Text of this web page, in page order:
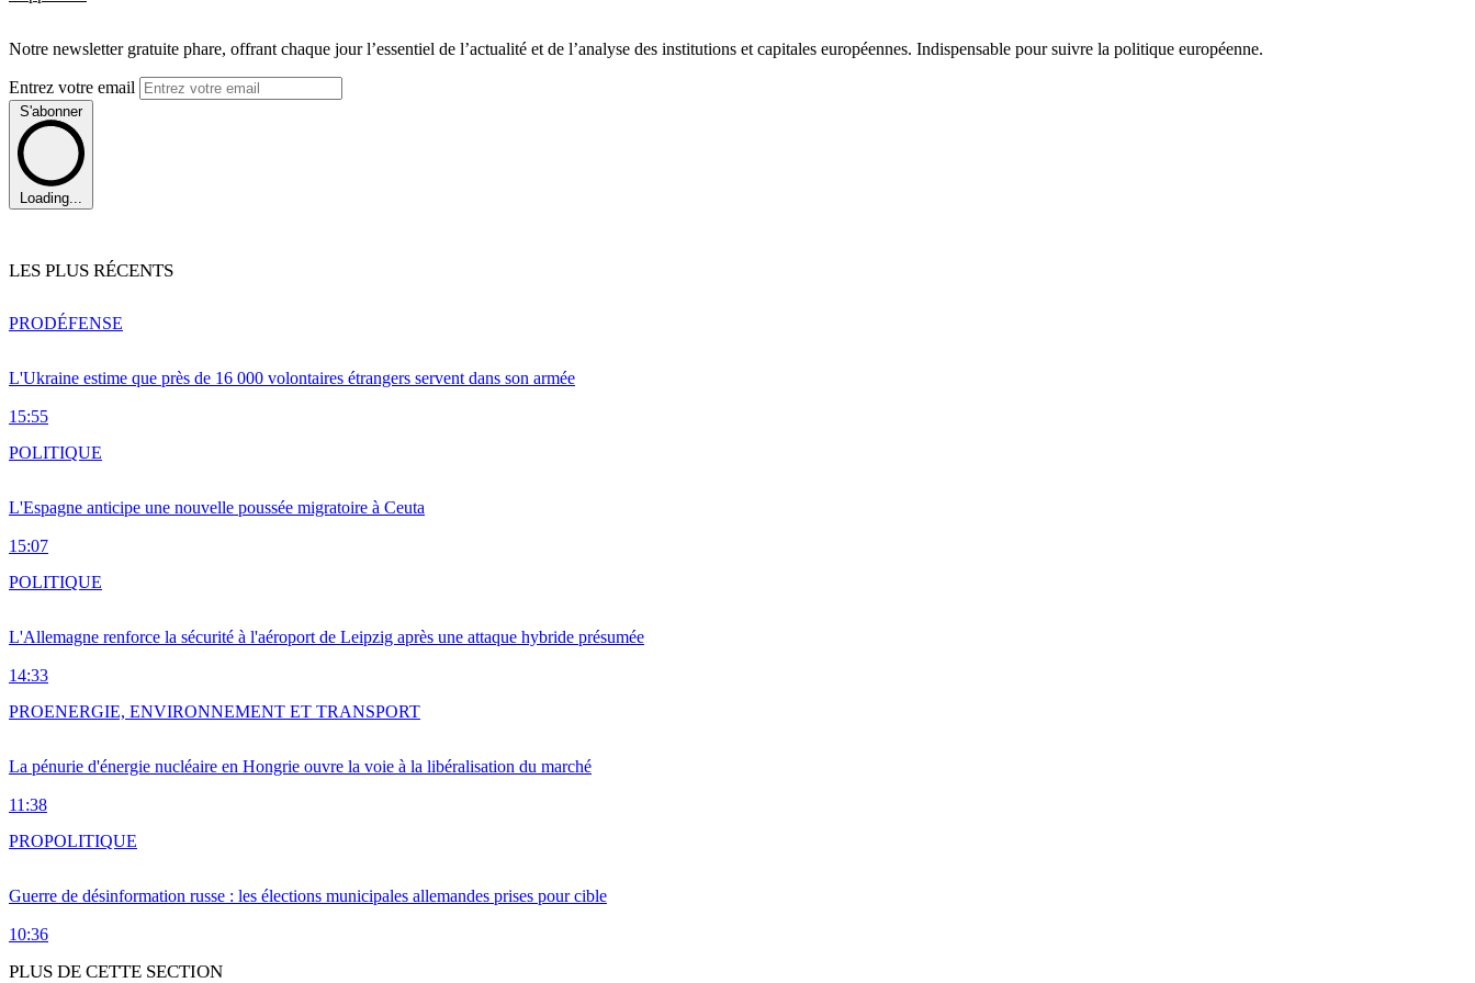
Notre newsletter gratuite phare, offrant chaque jour l’essentiel de l’actualité et de l’analyse des institutions et capitales européennes. Indispensable pour suivre la politique européenne.
Entrez votre email
S'abonner
Loading...
LES PLUS RÉCENTS
L'Ukraine estime que près de 16 000 volontaires étrangers servent dans son armée
15:55
PRODÉFENSE
L'Espagne anticipe une nouvelle poussée migratoire à Ceuta
15:07
POLITIQUE
L'Allemagne renforce la sécurité à l'aéroport de Leipzig après une attaque hybride présumée
14:33
POLITIQUE
La pénurie d'énergie nucléaire en Hongrie ouvre la voie à la libéralisation du marché
11:38
PROENERGIE, ENVIRONNEMENT ET TRANSPORT
Guerre de désinformation russe : les élections municipales allemandes prises pour cible
10:36
PROPOLITIQUE
PLUS DE CETTE SECTION